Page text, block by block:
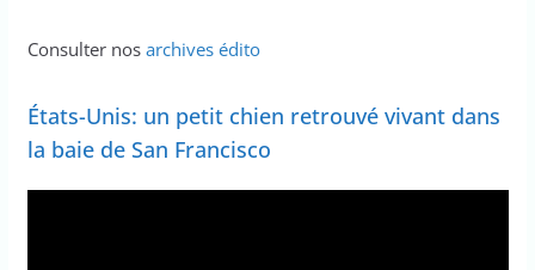
Consulter nos archives édito
États-Unis: un petit chien retrouvé vivant dans
la baie de San Francisco